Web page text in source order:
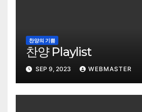
찬양의 기쁨
찬양 Playlist
SEP 9, 2023 WEBMASTER